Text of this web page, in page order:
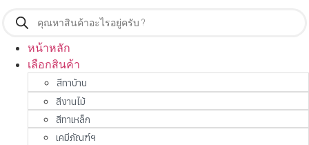
Products
search
หน้าหลัก
เลือกสินค้า
สีทาบ้าน
สีงานไม้
สีทาเหล็ก
เคมีภัณฑ์ฯ